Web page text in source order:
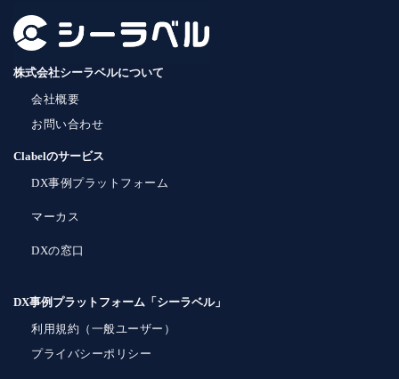
株式会社シーラベルについて
会社概要
お問い合わせ
Clabelのサービス
DX事例プラットフォーム
マーカス
DXの窓口
DX事例プラットフォーム「シーラベル」
利用規約（一般ユーザー）
プライバシーポリシー